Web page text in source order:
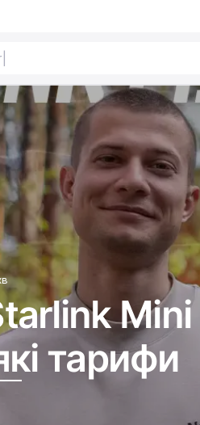
Mini
тарифи